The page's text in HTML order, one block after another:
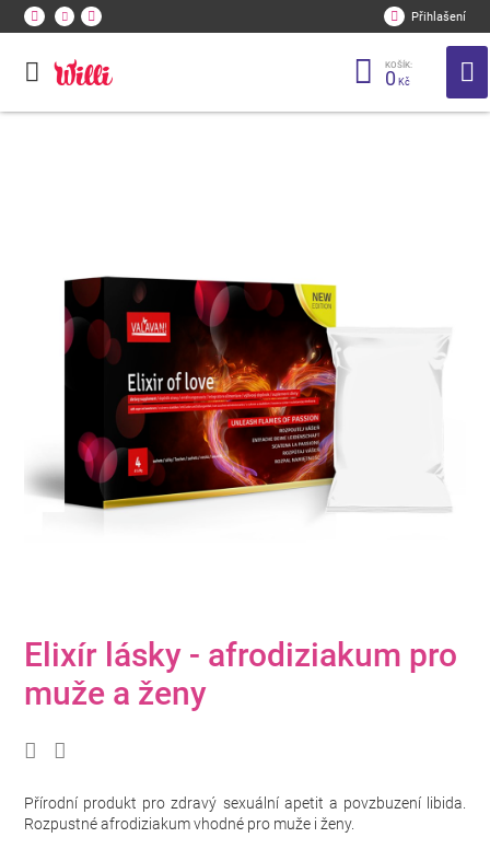
Přihlašení
KOŠÍK:
0 Kč
Elixír lásky - afrodiziakum pro
muže a ženy
Přírodní produkt pro zdravý sexuální apetit a povzbuzení libida.
Rozpustné afrodiziakum vhodné pro muže i ženy.